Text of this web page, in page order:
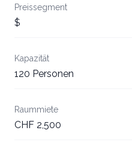
Preissegment
$
Kapazität
120 Personen
Raummiete
CHF 2,500